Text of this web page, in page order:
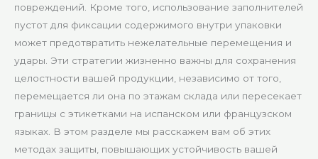
повреждений. Кроме того, использование заполнителей
пустот для фиксации содержимого внутри упаковки
может предотвратить нежелательные перемещения и
удары. Эти стратегии жизненно важны для сохранения
целостности вашей продукции, независимо от того,
перемещается ли она по этажам склада или пересекает
границы с этикетками на испанском или французском
языках. В этом разделе мы расскажем вам об этих
методах защиты, повышающих устойчивость вашей